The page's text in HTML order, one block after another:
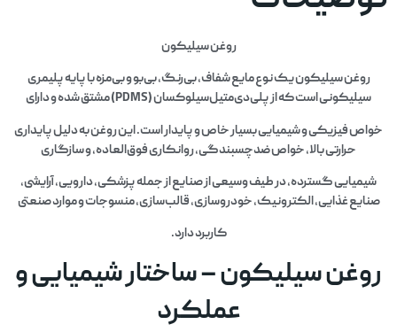
روغن سیلیکون
روغن سیلیکونیک نوع مایع شفاف، بی‌رنگ، بی‌بو و بی‌مزه با پایه پلیمری
سیلیکونی است که ازپلی‌دی‌متیل‌سیلوکسان (PDMS)
مشتق شده و دارای
خواص فیزیکی و شیمیایی بسیار خاص و پایدار است. این روغن به دلیلپایداری
حرارتی بالا، خواص ضدچسبندگی، روانکاری فوق‌العاده، و سازگاری
شیمیایی گسترده، در طیف وسیعی از صنایع از جمله پزشکی، دارویی، آرایشی،
صنایع غذایی، الکترونیک، خودروسازی، قالب‌سازی، منسوجات و موارد صنعتی
کاربرد دارد.
روغن سیلیکون – ساختار شیمیایی و
عملکرد